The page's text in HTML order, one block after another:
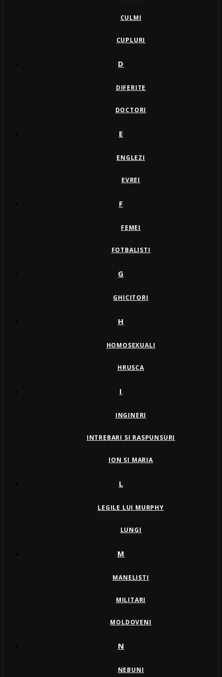
CULMI
CUPLURI
D
DIFERITE
DOCTORI
E
ENGLEZI
EVREI
F
FEMEI
FOTBALISTI
G
GHICITORI
H
HOMOSEXUALI
HRUSCA
I
INGINERI
INTREBARI SI RASPUNSURI
ION SI MARIA
L
LEGILE LUI MURPHY
LUNGI
M
MANELISTI
MILITARI
MOLDOVENI
N
NEBUNI